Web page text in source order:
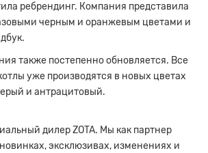
ребрендинг. Компания представила
черным и оранжевым цветами и
также постепенно обновляется. Все
уже производятся в новых цветах
и антрацитовый.
дилер ZOTA. Мы как партнер
эксклюзивах, изменениях и